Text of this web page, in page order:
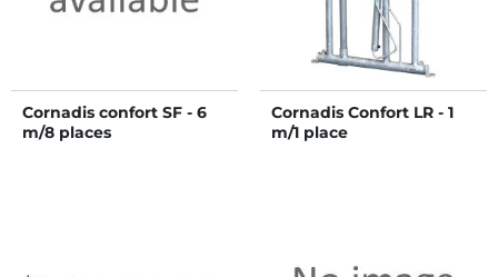
Cornadis confort SF - 6
m/8 places
Cornadis Confort LR - 1
m/1 place